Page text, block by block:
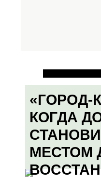
«ГОРОД-
КОГДА
МЕСТОМ